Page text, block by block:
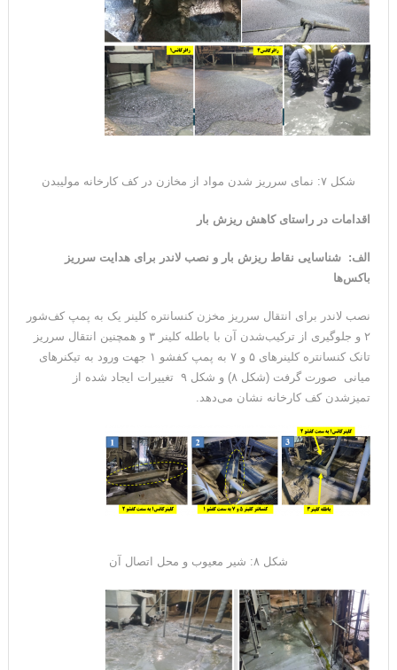
شکل ۷: نمای سرریز شدن مواد از مخازن در کف کارخانه مولیبدن
اقدامات در راستای کاهش ریزش بار
الف: شناسایی نقاط ریزش بار و نصب لاندر برای هدایت سرریز
باکس‌ها
نصب لاندر برای انتقال سرریز مخزن کنسانتره کلینر یک به پمپ کف‌شور
۲ و جلوگیری از ترکیب‌شدن آن با باطله کلینر ۳ و همچنین انتقال سرریز
تانک کنسانتره کلینرهای ۵ و ۷ به پمپ کفشو ۱ جهت ورود به تیکنرهای
میانی صورت گرفت (شکل ۸) و شکل ۹ تغییرات ایجاد شده از
تمیزشدن کف کارخانه نشان می‌دهد.
شکل ۸: شیر معیوب و محل اتصال آن